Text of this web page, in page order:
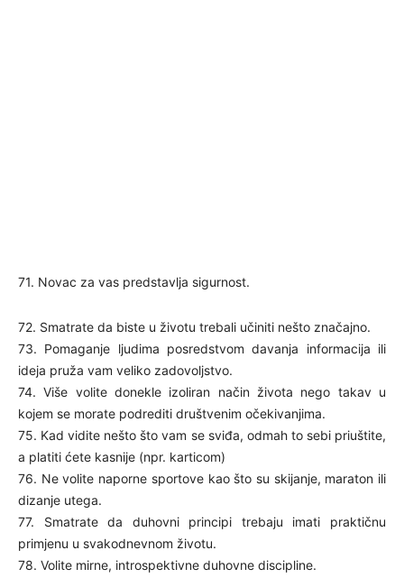
71. Novac za vas predstavlja sigurnost.
72. Smatrate da biste u životu trebali učiniti nešto značajno.
73. Pomaganje ljudima posredstvom davanja informacija ili
ideja pruža vam veliko zadovoljstvo.
74. Više volite donekle izoliran način života nego takav u
kojem se morate podrediti društvenim očekivanjima.
75. Kad vidite nešto što vam se sviđa, odmah to sebi priuštite,
a platiti ćete kasnije (npr. karticom)
76. Ne volite naporne sportove kao što su skijanje, maraton ili
dizanje utega.
77. Smatrate da duhovni principi trebaju imati praktičnu
primjenu u svakodnevnom životu.
78. Volite mirne, introspektivne duhovne discipline.